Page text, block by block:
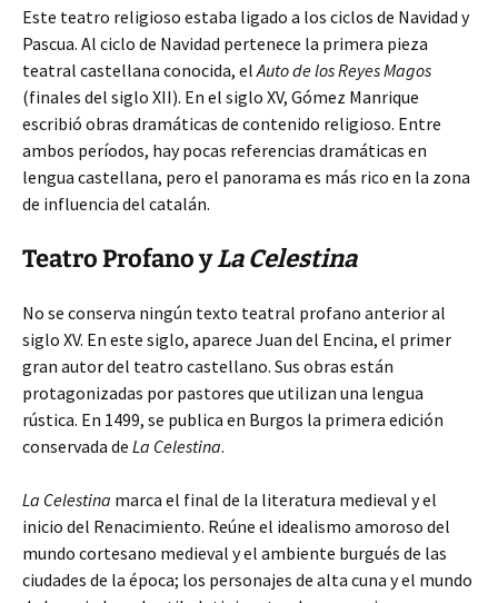
Este teatro religioso estaba ligado a los ciclos de Navidad y
Pascua. Al ciclo de Navidad pertenece la primera pieza
teatral castellana conocida, elAuto de los Reyes Magos
(finales del siglo XII). En el siglo XV, Gómez Manrique
escribió obras dramáticas de contenido religioso. Entre
ambos períodos, hay pocas referencias dramáticas en
lengua castellana, pero el panorama es más rico en la zona
de influencia del catalán.
Teatro Profano yLa Celestina
No se conserva ningún texto teatral profano anterior al
siglo XV. En este siglo, aparece Juan del Encina, el primer
gran autor del teatro castellano. Sus obras están
protagonizadas por pastores que utilizan una lengua
rústica. En 1499, se publica en Burgos la primera edición
conservada de La Celestina.
La Celestina marca el final de la literatura medieval y el
inicio del Renacimiento. Reúne el idealismo amoroso del
mundo cortesano medieval y el ambiente burgués de las
ciudades de la época; los personajes de alta cuna y el mundo